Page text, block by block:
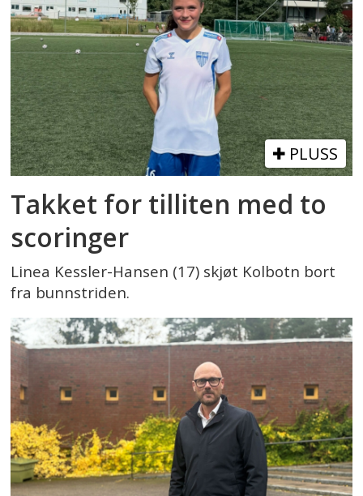
PLUSS
Takket for tilliten med to
scoringer
Linea Kessler-Hansen (17) skjøt Kolbotn bort
fra bunnstriden.